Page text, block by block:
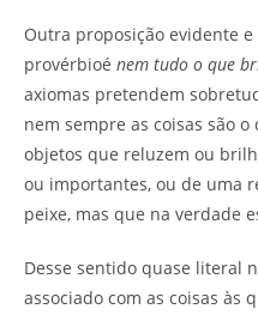
Outra proposição evidente
provérbioé nem tudo o que
axiomas pretendem
nem sempre as coisas são
objetos que reluzem ou
ou importantes, ou de uma
peixe, mas que na verdade
Desse sentido quase literal
associado com as coisas às